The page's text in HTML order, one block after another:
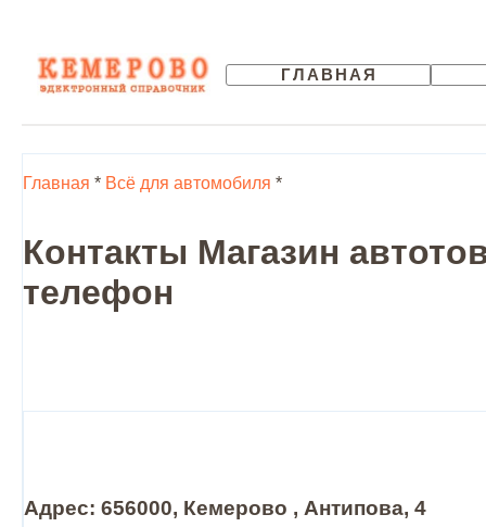
ГЛАВНАЯ
Главная * Всё для автомобиля *
Контакты Магазин
телефон
Адрес: 656000, Кемерово , Антипова, 4